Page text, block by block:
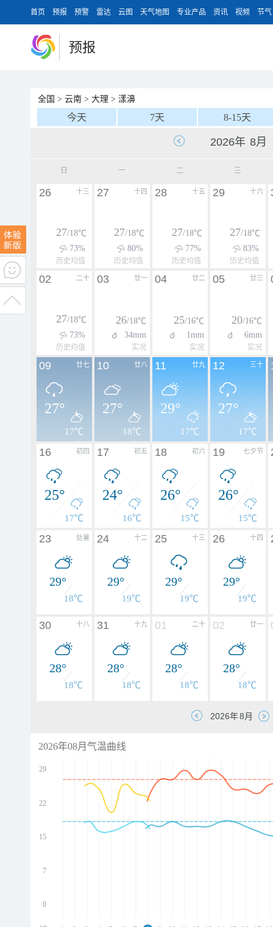
首页 预报 预警 雷达 云图 天气地图 专业产品 资讯 视频 节气
预报
全国 > 云南 > 大理 > 漾濞
今天 7天 8-15天
日 一 二 三
十三
26
27/18℃
73%
历史均值
十四
27
27/18℃
80%
历史均值
十五
28
27/18℃
77%
历史均值
十六
29
27/18℃
83%
历史均值
二十
02
27/18℃
73%
历史均值
廿一
03
26/18℃
34mm
实况
廿二
04
25/16℃
1mm
实况
廿三
05
20/16℃
6mm
实况
廿七
09
27°
17℃
廿八
10
27°
18℃
廿九
11
29°
17℃
三十
12
27°
17℃
初四
16
25°
17℃
初五
17
24°
16℃
初六
18
26°
15℃
七夕节
19
26°
15℃
处暑
23
29°
18℃
十二
24
29°
19℃
十三
25
29°
19℃
十四
26
29°
19℃
十八
30
28°
18℃
十九
31
28°
18℃
二十
01
28°
18℃
廿一
02
28°
18℃
2026年08月气温曲线
29
22
15
7
0